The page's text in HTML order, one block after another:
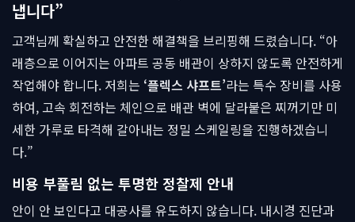
냅니다”
고객님께 확실하고 안전한 해결책을 브리핑해 드렸습니다. “아
래층으로 이어지는 아파트 공동 배관이 상하지 않도록 안전하게
작업해야 합니다. 저희는 ‘플렉스 샤프트’라는 특수 장비를 사용
하여, 고속 회전하는 체인으로 배관 벽에 달라붙은 찌꺼기만 미
세한 가루로 타격해 갈아내는 정밀 스케일링을 진행하겠습니
다.”
비용 부풀림 없는 투명한 정찰제 안내
안이 안 보인다고 대공사를 유도하지 않습니다. 내시경 진단과